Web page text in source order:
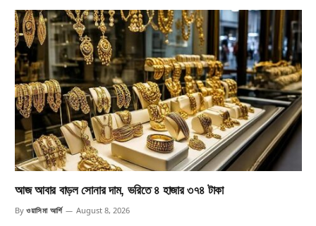
আজ আবার বাড়ল সোনার দাম, ভরিতে ৪ হাজার ৩৭৪ টাকা
By ওয়াসিমা আর্শি August 8, 2026